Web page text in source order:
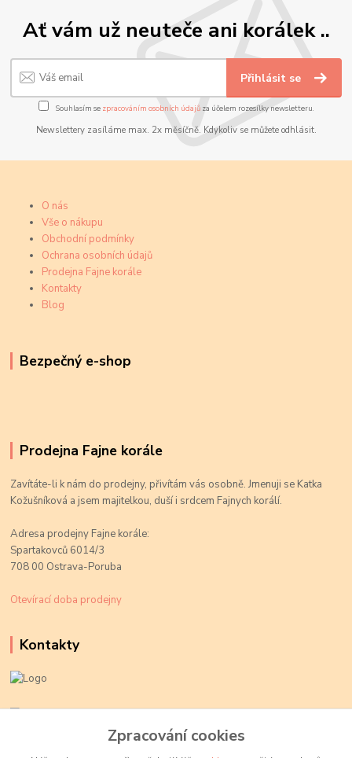
Ať vám už neuteče ani korálek ..
Přihlásit se
Souhlasím se zpracováním osobních údajůza účelem rozesílky newsletteru.
Newslettery zasíláme max. 2x měsíčně. Kdykoliv se můžete odhlásit.
O nás
Vše o nákupu
Obchodní podmínky
Ochrana osobních údajů
Prodejna Fajne korále
Kontakty
Blog
Bezpečný e-shop
Prodejna Fajne korále
Zavítáte-li k nám do prodejny, přivítám vás osobně. Jmenuji se Katka
Kožušníková a jsem majitelkou, duší i srdcem Fajnych korálí.
Adresa prodejny Fajne korále:
Spartakovců 6014/3
708 00 Ostrava-Poruba
Otevírací doba prodejny
Kontakty
+420 774 719 784
Zpracování cookies